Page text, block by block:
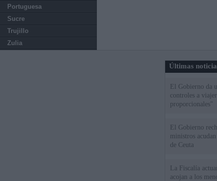
Portuguesa
Sucre
Trujillo
Zulia
Últimas
El Gobierno da
controles a
proporcionales"
El Gobierno
ministros
de Ceuta
La Fiscalía
acojan a los